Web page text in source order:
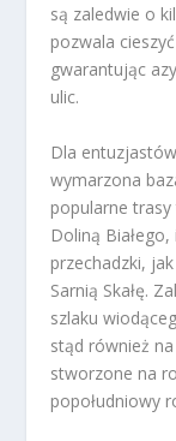
są zaledwie o
pozwala
gwarantując
ulic.
Dla
wymarzona
popularne
Doliną
przechadzki,
Sarnią Skałę.
szlaku
stąd również
stworzone na
popołudniowy